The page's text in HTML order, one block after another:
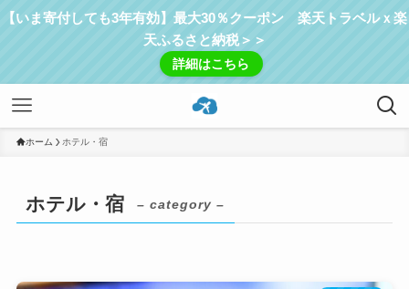
【いま寄付しても3年有効】最大30％クーポン 楽天トラベルｘ楽
天ふるさと納税＞＞
詳細はこちら
ホーム ホテル・宿
ホテル・宿 – category –